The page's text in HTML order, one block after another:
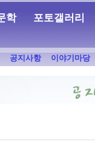
학 포토갤러리
공지사항 이야기마당